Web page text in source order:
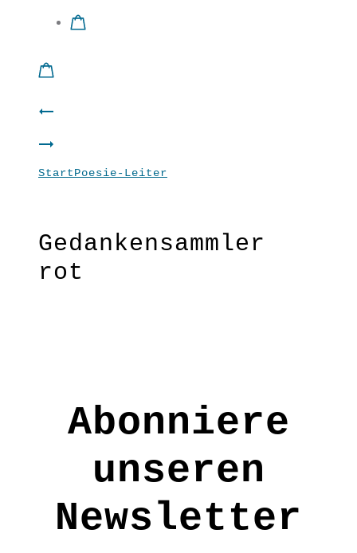
Product
navigation
Gedankensammler
gelb
StartPoesie-Leiter
Gedankensammler
rot
wertvoller Momente, Worte &
Gefühle – ein schönes Geschenk
Neuanfang, für ein neues Jahr
Regenbogenserie ist ideal als
Erinnerung für die ersten Jahre
Abonniere
unseren
Newsletter